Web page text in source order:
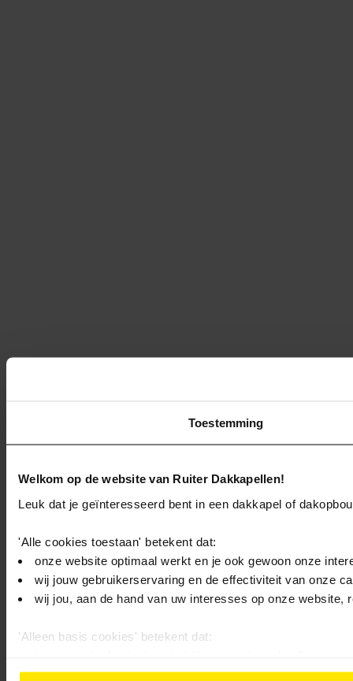
Toestemming
Welkom op de website van Ruiter Dakkapellen!
Leuk dat je geïnteresseerd bent in een dakkapel of
'Alle cookies toestaan' betekent dat:
onze website optimaal werkt en je ook gewoon onze
wij jouw gebruikerservaring en de effectiviteit van onze
wij jou, aan de hand van uw interesses op onze
'Alleen basis cookies' betekent dat:
wij alleen noodzakelijke-, functionele- en anonieme